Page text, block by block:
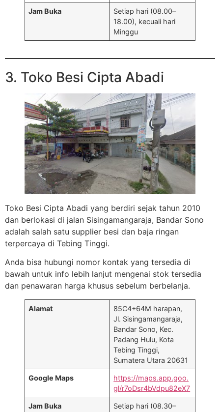
Jam Buka
Setiap hari (08.00–
18.00), kecuali hari
Minggu
3. Toko Besi Cipta Abadi
Toko Besi Cipta Abadi yang berdiri sejak tahun 2010
dan berlokasi di jalan Sisingamangaraja, Bandar Sono
adalah salah satu supplier besi dan baja ringan
terpercaya di Tebing Tinggi.
Anda bisa hubungi nomor kontak yang tersedia di
bawah untuk info lebih lanjut mengenai stok tersedia
dan penawaran harga khusus sebelum berbelanja.
Alamat
85C4+64M harapan,
Jl. Sisingamangaraja,
Bandar Sono, Kec.
Padang Hulu, Kota
Tebing Tinggi,
Sumatera Utara 20631
Google Maps
https://maps.app.goo.
gl/r7oDsr4bVdpu82eX7
Jam Buka Setiap hari (08.30–